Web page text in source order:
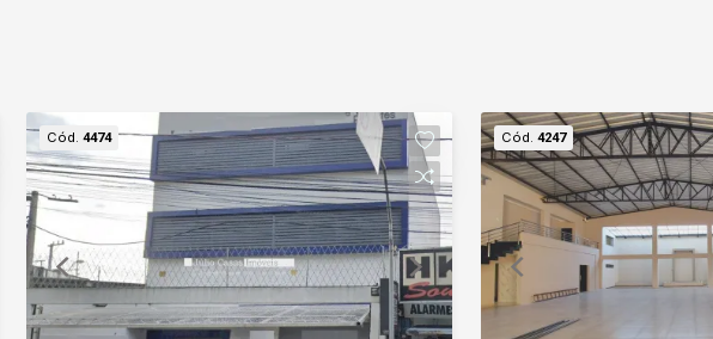
Cód. 4474 Cód. 4247